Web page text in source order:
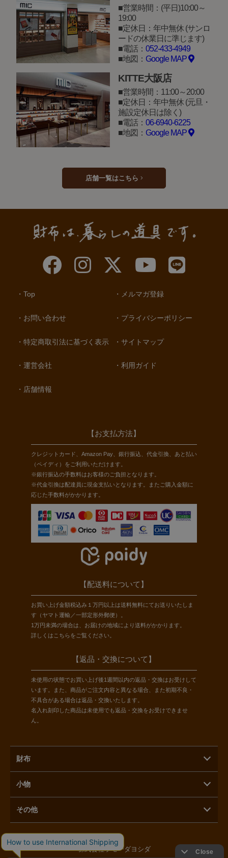
営業時間：(平日)10:00～
19:00
定休日：年中無休 (サンロ
ードの休業日に準じます)
電話： 052-433-4949
地図： Google MAP
KITTE大阪店
営業時間：11:00～20:00
定休日：年中無休 (元旦・
施設定休日は除く)
電話： 06-6940-6225
地図： Google MAP
店舗一覧はこちら
Top
お問い合わせ
特定商取引法に基づく表示
運営会社
店舗情報
メルマガ登録
プライバシーポリシー
サイトマップ
利用ガイド
【お支払方法】
クレジットカード、Amazon Pay、銀行振込、代金引換、あと払い
（ペイディ）をご利用いただけます。
※銀行振込の手数料はお客様のご負担となります。
※代金引換は配達員に現金支払いとなります。またご購入金額に
応じた手数料がかかります。
【配送料について】
お買い上げ金額税込み１万円以上は送料無料にてお送りいたしま
す（ヤマト運輸／一部定形外郵便）。
1万円未満の場合は、お届けの地域により送料がかかります。
詳しくは こちらをご覧ください。
【返品・交換について】
未使用の状態でお買い上げ後1週間以内の返品・交換はお受けして
います。また、商品がご注文内容と異なる場合、また初期不良・
不具合がある場合は返品・交換いたします。
名入れ刻印した商品は未使用でも返品・交換をお受けできませ
ん。
財布
小物
その他
株式会社ラモーダヨシダ